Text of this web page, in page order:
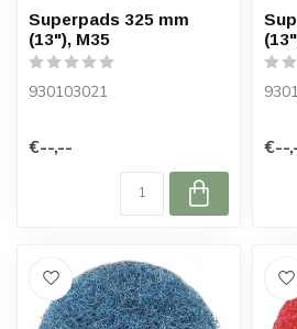
Superpads 325 mm
(13"), M35
930103021
€--,-- €--